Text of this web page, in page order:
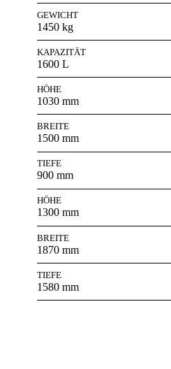
GEWICHT
1450 kg
KAPAZITÄT
1600 L
HÖHE
1030 mm
BREITE
1500 mm
TIEFE
900 mm
HÖHE
1300 mm
BREITE
1870 mm
TIEFE
1580 mm